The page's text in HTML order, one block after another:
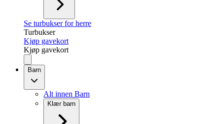
Se turbukser for herre
Turbukser
Kjøp gavekort
Kjøp gavekort
Barn
Alt innen Barn
Klær barn